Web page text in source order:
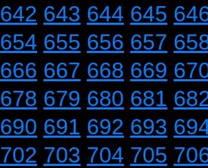
642 643 644 645
654 655 656 657
666 667 668 669
678 679 680 681
690 691 692 693
702 703 704 705